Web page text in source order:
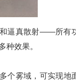
和逼真散射——所有
种效果。
个雾域，可实现地